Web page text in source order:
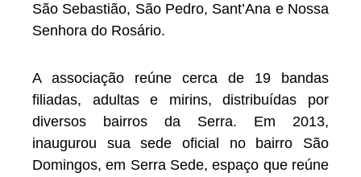
São Sebastião, São Pedro, Sant’Ana e Nossa
Senhora do Rosário.
A associação reúne cerca de 19 bandas
filiadas, adultas e mirins, distribuídas por
diversos bairros da Serra. Em 2013,
inaugurou sua sede oficial no bairro São
Domingos, em Serra Sede, espaço que reúne